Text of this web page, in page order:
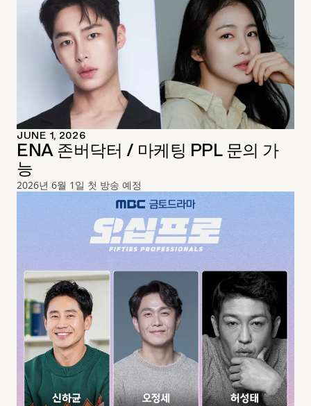
JUNE 1, 2026
ENA 존버닥터 / 마케팅 PPL 문의 가
능
2026년 6월 1일 첫 방송 예정